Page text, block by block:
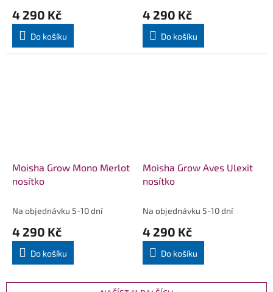
4 290 Kč
Do košíku
4 290 Kč
Do košíku
Moisha Grow Mono Merlot
nosítko
Na objednávku 5-10 dní
4 290 Kč
Do košíku
Moisha Grow Aves Ulexit
nosítko
Na objednávku 5-10 dní
4 290 Kč
Do košíku